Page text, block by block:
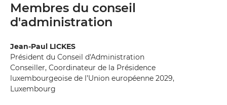
Membres du conseil
d'administration
Jean-Paul LICKES
Président du Conseil d'Administration
Conseiller, Coordinateur de la Présidence
luxembourgeoise de l’Union européenne 2029,
Luxembourg